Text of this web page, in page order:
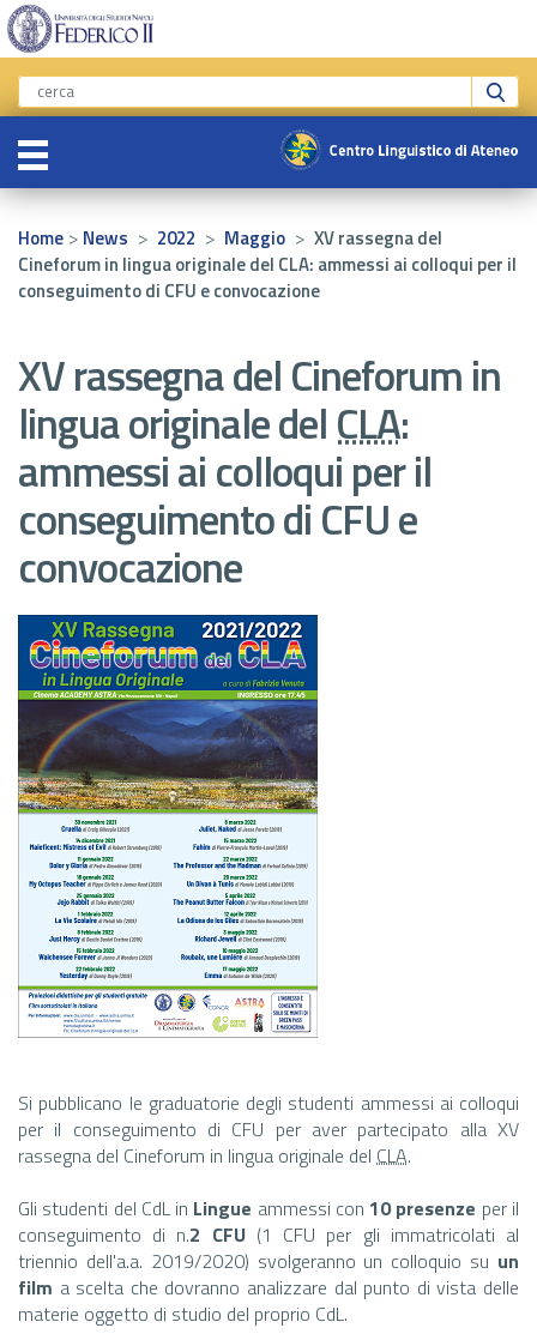
Home > News > 2022 > Maggio > XV rassegna del
Cineforum in lingua originale del CLA: ammessi ai colloqui per il
conseguimento di CFU e convocazione
XV rassegna del Cineforum in
lingua originale delCLA:
ammessi ai colloqui per il
conseguimento di CFU e
convocazione
Si pubblicano le graduatorie degli studenti ammessi ai colloqui
per il conseguimento di CFU per aver partecipato alla XV
rassegna del Cineforum in lingua originale del CLA.
Gli studenti del CdL in Lingue ammessi con 10 presenze per il
conseguimento di n.2 CFU (1 CFU per gli immatricolati al
triennio dell'a.a. 2019/2020) svolgeranno un colloquio su un
film a scelta che dovranno analizzare dal punto di vista delle
materie oggetto di studio del proprio CdL.